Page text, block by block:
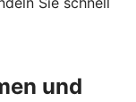
und